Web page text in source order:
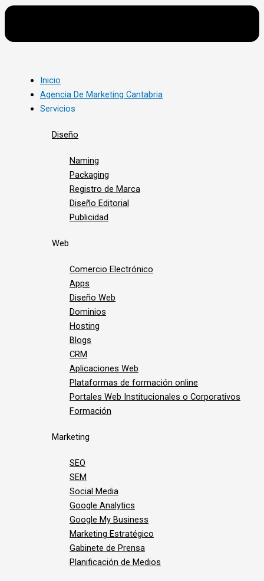
Inicio
Agencia De Marketing Cantabria
Servicios
Diseño
Naming
Packaging
Registro de Marca
Diseño Editorial
Publicidad
Web
Comercio Electrónico
Apps
Diseño Web
Dominios
Hosting
Blogs
CRM
Aplicaciones Web
Plataformas de formación online
Portales Web Institucionales o Corporativos
Formación
Marketing
SEO
SEM
Social Media
Google Analytics
Google My Business
Marketing Estratégico
Gabinete de Prensa
Planificación de Medios